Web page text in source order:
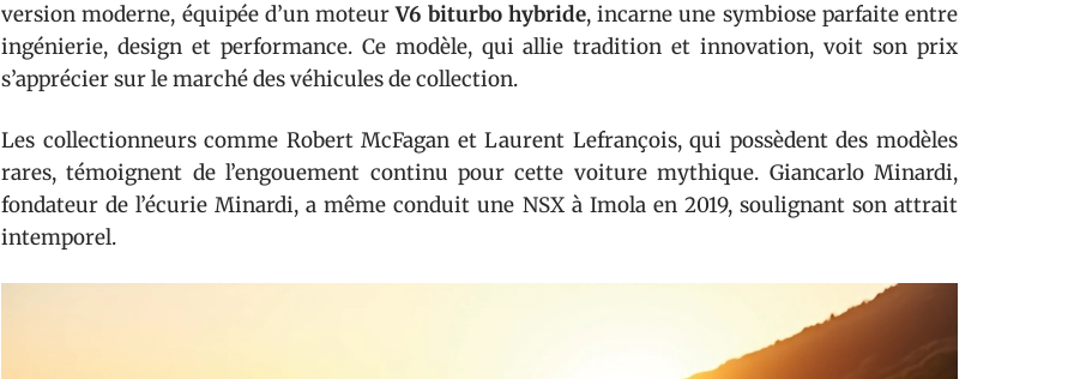
version moderne, équipée d’un moteurV6 biturbo hybride, incarne une symbiose parfaite entre
ingénierie, design et performance. Ce modèle, qui allie tradition et innovation, voit son prix
s’apprécier sur le marché des véhicules de collection.
Les collectionneurs comme Robert McFagan et Laurent Lefrançois, qui possèdent des modèles
rares, témoignent de l’engouement continu pour cette voiture mythique. Giancarlo Minardi,
fondateur de l’écurie Minardi, a même conduit une NSX à Imola en 2019, soulignant son attrait
intemporel.